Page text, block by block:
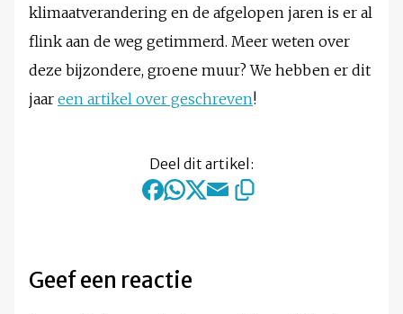
klimaatverandering en de afgelopen jaren is er al
flink aan de weg getimmerd. Meer weten over
deze bijzondere, groene muur? We hebben er dit
jaar een artikel over geschreven!
Deel dit artikel:
Geef een reactie